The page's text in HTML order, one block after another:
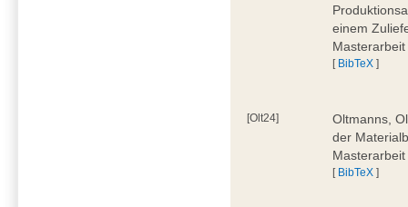
einem
[ BibTeX ]
[Olt24]
Oltmanns,
der
[ BibTeX ]